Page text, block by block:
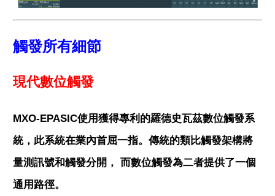
觸發所有細節
現代數位觸發
MXO-EPASIC使用獲得專利的羅德史瓦茲數位觸發系
統，此系統在業內首屈一指。傳統的類比觸發架構將
量測訊號和觸發分開， 而數位觸發為二者提供了一個
通用路徑。